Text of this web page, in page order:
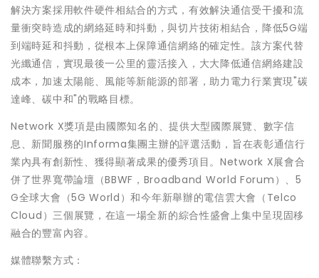
解決方案採用軟件硬件相結合的方式，有效解決通信受干擾和流
量衝突時造成的網絡延時和抖動，與切片技術相結合，降低5G端
到端時延和抖動，從根本上保障通信網絡的確定性。該方案代替
光纖通信，實現最後一公里的靈活接入，大大降低通信網絡建設
成本，加速太陽能、風能等新能源的部署，助力電力行業實現"碳
達峰、碳中和"的戰略目標。
Network X獎項是由國際知名的、提供大型國際展覽、數字信
息、新聞服務的Informa集團主辦的評選活動，旨在表彰通信行
業內具有創新性、獲得顯著成果的優秀項目。Network X展會合
併了世界寬帶論壇（BBWF，Broadband World Forum）、5
G全球大會（5G World）和今年新舉辦的電信雲大會（Telco
Cloud）三個展覽，在這一場全新的綜合性盛會上集中呈現固移
融合的豐富內容。
媒體聯繫方式：